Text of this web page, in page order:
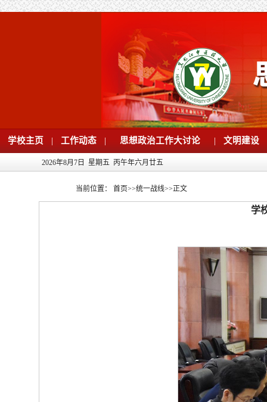
学校主页 | 工作动态 | 思想政治工作大讨论 | 文明建设
2026年8月7日 星期五 丙午年六月廿五
当前位置： 首页>>统一战线>>正文
学